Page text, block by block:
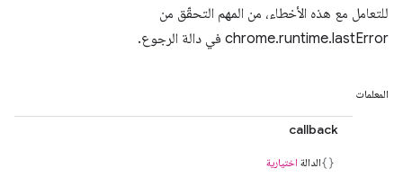
للتعامل مع هذه الأخطاء، من المهم التحقّق من
chrome.runtime.lastError في دالة الرجوع.
المعلمات
callback
الدالة اختيارية